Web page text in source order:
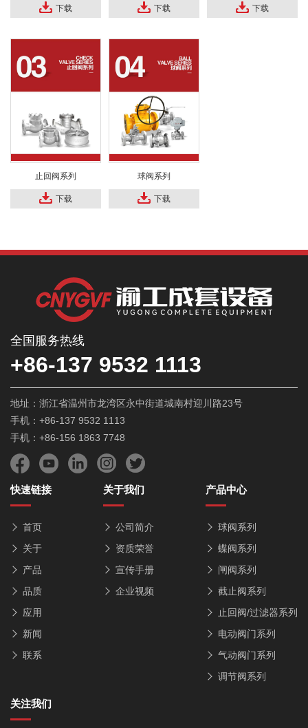
下载 下载 下载
止回阀系列
下载
球阀系列
下载
全国服务热线
+86-137 9532 1113
地址：浙江省温州市龙湾区永中街道城南村迎川路23号
手机：+86-137 9532 1113
手机：+86-156 1863 7748
快速链接
首页
关于
产品
品质
应用
新闻
联系
关于我们
公司简介
资质荣誉
宣传手册
企业视频
产品中心
球阀系列
蝶阀系列
闸阀系列
截止阀系列
止回阀/过滤器系列
电动阀门系列
气动阀门系列
调节阀系列
关注我们